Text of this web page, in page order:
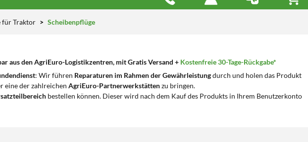
für Traktor Scheibenpflüge
aus den AgriEuro-Logistikzentren, mit Gratis Versand + Kostenfreie 30-Tage-Rückgabe*
: Wir führen Reparaturen im Rahmen der Gewährleistungdurch und holen das Produkt
eine der zahlreichen AgriEuro-Partnerwerkstättenzu bringen.
bestellen können. Dieser wird nach dem Kauf des Produkts in Ihrem Benutzerkonto